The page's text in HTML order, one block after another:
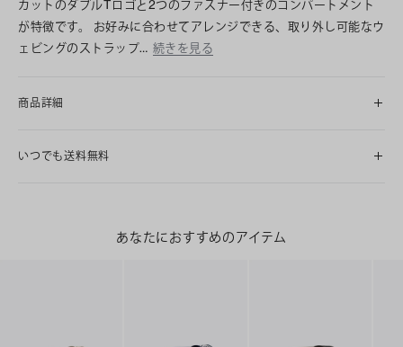
カットのダブルTロゴと2つのファスナー付きのコンパートメント
が特徴です。 お好みに合わせてアレンジできる、取り外し可能なウ
ェビングのストラップ… 続きを見る
商品詳細
いつでも送料無料
あなたにおすすめのアイテム